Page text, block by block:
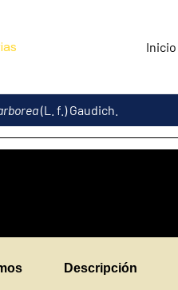
Inicio
(L. f.) Gaudich.
Descripción